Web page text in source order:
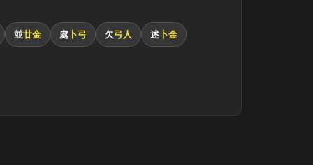
並廿金 處 卜弓 欠弓人 述 卜金